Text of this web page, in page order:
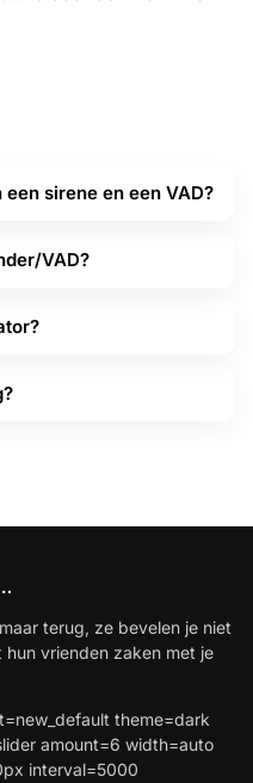
sirene en een VAD?
VAD?
terug, ze bevelen je niet
vrienden zaken met je
theme=dark
amount=6 width=auto
interval=5000